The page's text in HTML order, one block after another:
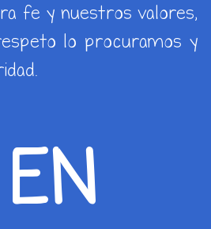
fe y nuestros valores,
lo procuramos y
EN